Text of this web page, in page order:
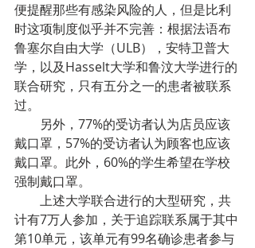
便提醒那些有感染风险的人，但是比利
时这项制度似乎并不完善：根据法语布
鲁塞尔自由大学（ULB），安特卫普大
学，以及Hasselt大学和鲁汶大学进行的
联合研究，只有五分之一的患者被联系
过。
戴口罩，57%的受访者认为顾客也应该
戴口罩。此外，60%的学生希望在学校
强制戴口罩。
计有7万人参加，关于追踪联系属于其中
第10单元，该单元有99名确诊患者参与